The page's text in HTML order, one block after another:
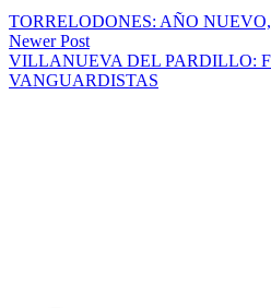
TORRELODONES: AÑO
Newer Post
VILLANUEVA DEL PARDILLO:
VANGUARDISTAS